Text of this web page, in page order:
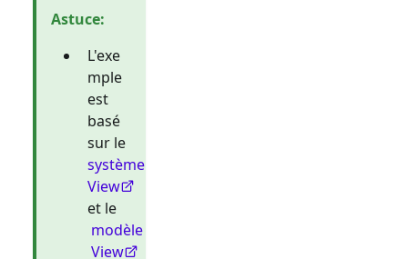
Astuce:
L'exe
mple
est
basé
sur le
système
View
et le
modèle
View